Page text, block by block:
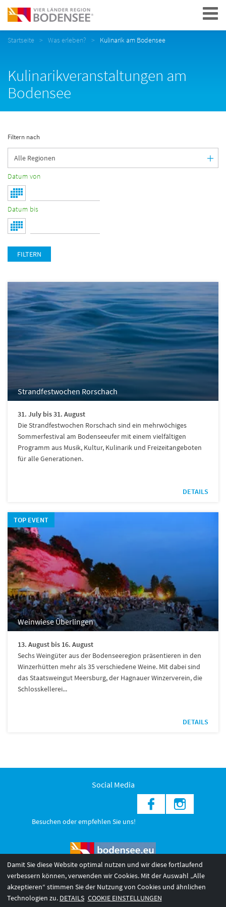
Navigation
Startseite Was erleben? Kulinarik am Bodensee
Kulinarikveranstaltungen am
Bodensee
Filtern nach
Datum von
Datum bis
FILTERN
Strandfestwochen Rorschach
31. July bis 31. August
Die Strandfestwochen Rorschach sind ein mehrwöchiges
Sommerfestival am Bodenseeufer mit einem vielfältigen
Programm aus Musik, Kultur, Kulinarik und Freizeitangeboten
für alle Generationen.
DETAILS
TOP EVENT
Weinwiese Überlingen
13. August bis 16. August
Sechs Weingüter aus der Bodenseeregion präsentieren in den
Winzerhütten mehr als 35 verschiedene Weine. Mit dabei sind
das Staatsweingut Meersburg, der Hagnauer Winzerverein, die
Schlosskellerei...
DETAILS
Social Media
Besuchen oder empfehlen Sie uns!
© 2026 Internationale Bodensee Tourismus GmbH
Damit Sie diese Website optimal nutzen und wir diese fortlaufend
verbessern können, verwenden wir Cookies. Mit der Auswahl „Alle
akzeptieren“ stimmen Sie der Nutzung von Cookies und ähnlichen
Technologien zu. DETAILS COOKIE EINSTELLUNGEN